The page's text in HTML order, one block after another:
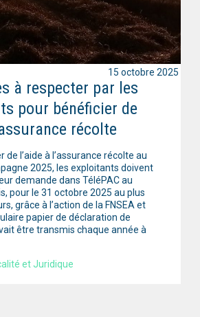
à respecter par les
pour bénéficier de
récolte
de l’aide à l’assurance récolte au
2025, les exploitants doivent
demande dans TéléPAC au
pour le 31 octobre 2025 au plus
grâce à l’action de la FNSEA et
papier de déclaration de
être transmis chaque année à
et Juridique
15 octobre 2025